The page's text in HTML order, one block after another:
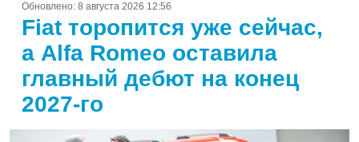
Обновлено: 8 августа 2026 12:56
Fiat торопится уже сейчас,
а Alfa Romeo оставила
главный дебют на конец
2027-го